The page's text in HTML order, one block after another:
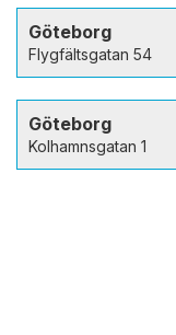
Göteborg
Flygfältsgatan 54
Göteborg
Kolhamnsgatan 1